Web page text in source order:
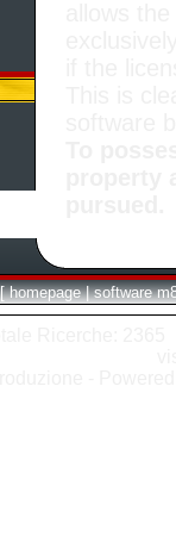
[ homepage | software